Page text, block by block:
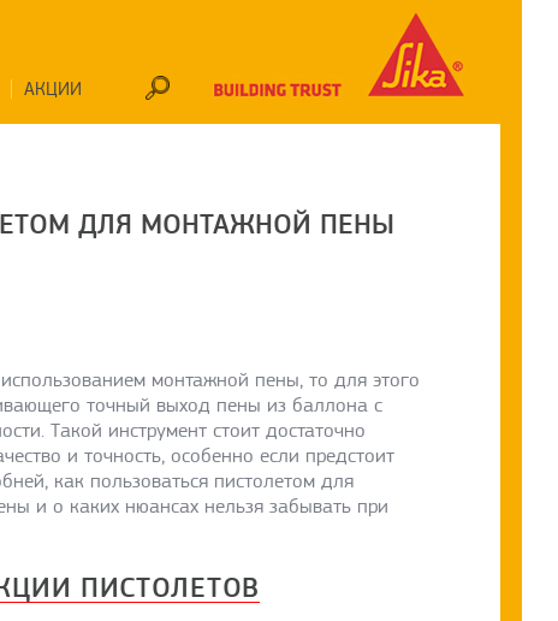
АКЦИИ
ДЛЯ МОНТАЖНОЙ ПЕНЫ
монтажной пены, то для этого
точный выход пены из баллона с
Такой инструмент стоит достаточно
и точность, особенно если предстоит
как пользоваться пистолетом для
и о каких нюансах нельзя забывать при
ПИСТОЛЕТОВ